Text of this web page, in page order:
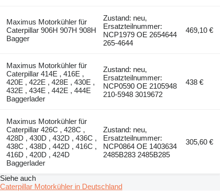
Maximus Motorkühler für
Caterpillar 906H 907H 908H
Bagger
Zustand: neu,
Ersatzteilnummer:
NCP1979 OE 2654644
265-4644
469,10 €
Maximus Motorkühler für
Caterpillar 414E , 416E ,
420E , 422E , 428E , 430E ,
432E , 434E , 442E , 444E
Baggerlader
Zustand: neu,
Ersatzteilnummer:
NCP0590 OE 2105948
210-5948 3019672
438 €
Maximus Motorkühler für
Caterpillar 426C , 428C ,
428D , 430D , 432D , 436C ,
438C , 438D , 442D , 416C ,
416D , 420D , 424D
Baggerlader
Zustand: neu,
Ersatzteilnummer:
NCP0864 OE 1403634
2485B283 2485B285
305,60 €
Siehe auch
Caterpillar Motorkühler in Deutschland